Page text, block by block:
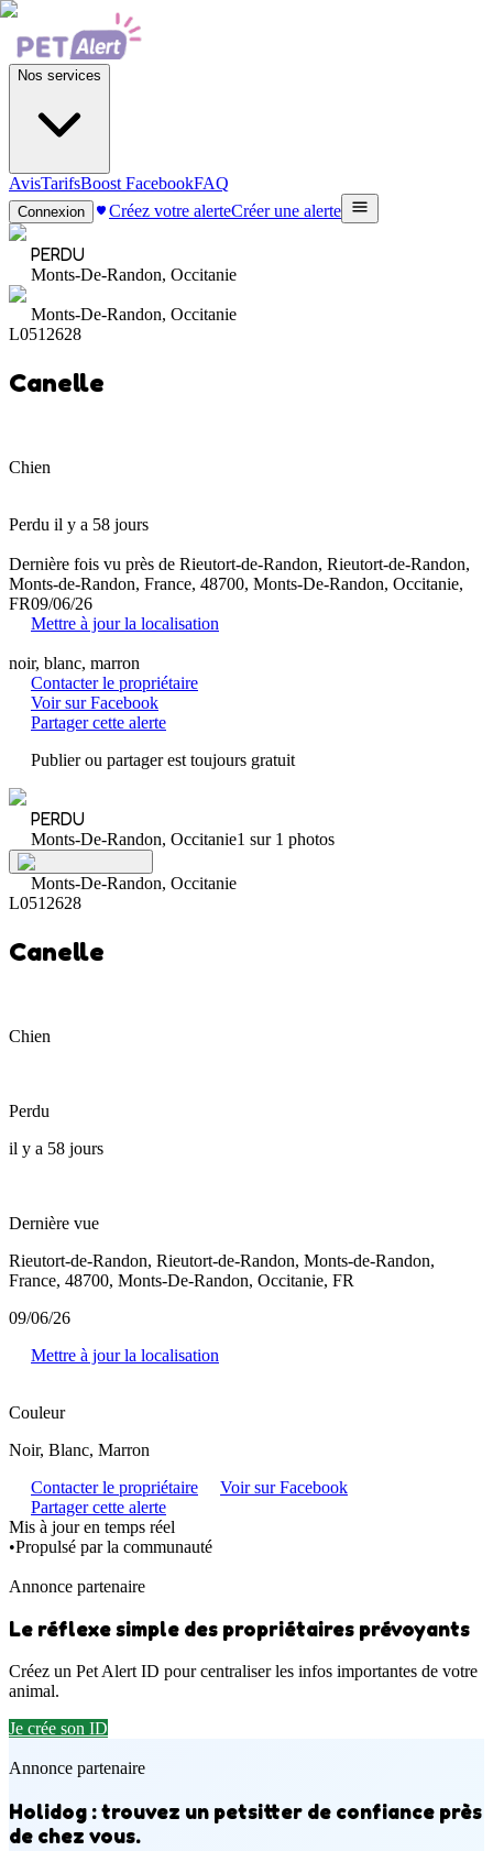
Nos services
AvisTarifsBoost FacebookFAQ
Connexion Créez votre alerteCréer une alerte
PERDU
Monts-De-Randon, Occitanie
Monts-De-Randon, Occitanie
L0512628
Canelle
Chien
Perdu il y a 58 jours
Dernière fois vu près de Rieutort-de-Randon, Rieutort-de-Randon,
Monts-de-Randon, France, 48700, Monts-De-Randon, Occitanie,
FR09/06/26
Mettre à jour la localisation
noir, blanc, marron
Contacter le propriétaire
Voir sur Facebook
Partager cette alerte
Publier ou partager est toujours gratuit
PERDU
Monts-De-Randon, Occitanie1 sur 1 photos
Monts-De-Randon, Occitanie
L0512628
Canelle
Chien
Perdu
il y a 58 jours
Dernière vue
Rieutort-de-Randon, Rieutort-de-Randon, Monts-de-Randon,
France, 48700, Monts-De-Randon, Occitanie, FR
09/06/26
Mettre à jour la localisation
Couleur
Noir, Blanc, Marron
Contacter le propriétaire
Voir sur Facebook
Partager cette alerte
Mis à jour en temps réel
•Propulsé par la communauté
Annonce partenaire
Le réflexe simple des propriétaires prévoyants
Créez un Pet Alert ID pour centraliser les infos importantes de votre
animal.
Je crée son ID
Annonce partenaire
Holidog : trouvez un petsitter de confiance près
de chez vous.